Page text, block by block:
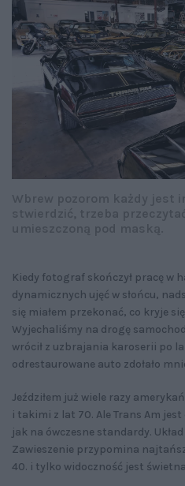
Kiedy fotograf skończył pracę w
dynamicznych ujęć w słońcu,
się miałem przekonać, co kryje
Wyjechaliśmy na drogę
wrócił z uzbrajania karoserii po
odrestaurowane auto zdołało
Jeździłem już wiele razy
i takimi z lat 70. Ale Trans Am
jak na ówczesne standardy.
Zawieszenie przypomina
40. i tylko widoczność jest